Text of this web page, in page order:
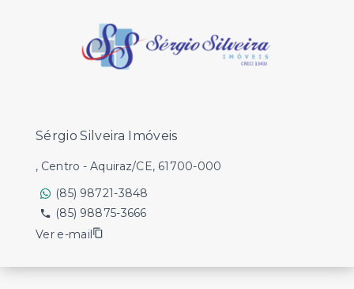
Sérgio Silveira Imóveis
, Centro - Aquiraz/CE, 61700-000
(85) 98721-3848
(85) 98875-3666
Ver e-mail